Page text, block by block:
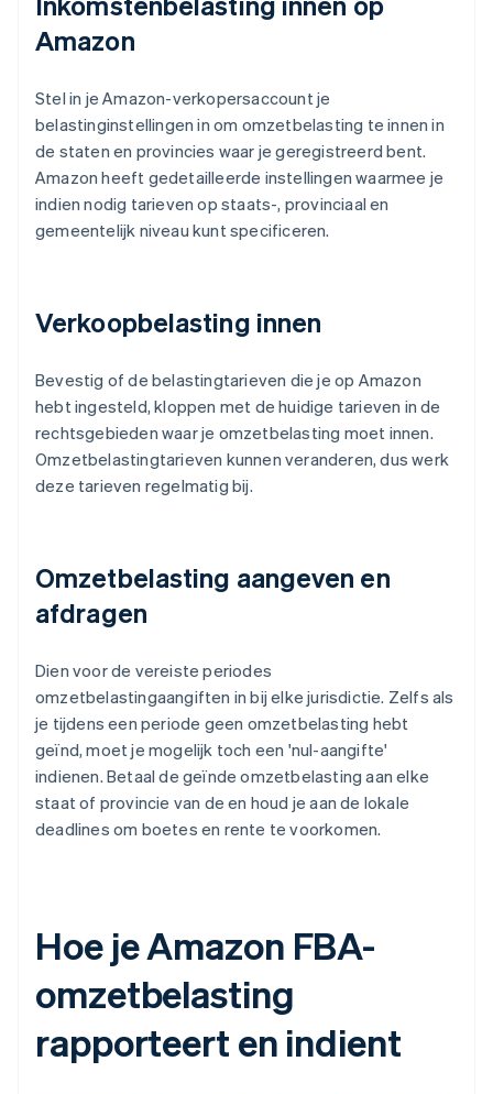
Amazon
Stel in je Amazon-verkopersaccount je
belastinginstellingen in om omzetbelasting te innen in
de staten en provincies waar je geregistreerd bent.
Amazon heeft gedetailleerde instellingen waarmee je
indien nodig tarieven op staats-, provinciaal en
gemeentelijk niveau kunt specificeren.
Verkoopbelasting innen
Bevestig of de belastingtarieven die je op Amazon
hebt ingesteld, kloppen met de huidige tarieven in de
rechtsgebieden waar je omzetbelasting moet innen.
Omzetbelastingtarieven kunnen veranderen, dus werk
deze tarieven regelmatig bij.
Omzetbelasting aangeven en
afdragen
Dien voor de vereiste periodes
omzetbelastingaangiften in bij elke jurisdictie. Zelfs als
je tijdens een periode geen omzetbelasting hebt
geïnd, moet je mogelijk toch een 'nul-aangifte'
indienen. Betaal de geïnde omzetbelasting aan elke
staat of provincie van de en houd je aan de lokale
deadlines om boetes en rente te voorkomen.
Hoe je Amazon FBA-
omzetbelasting
rapporteert en indient